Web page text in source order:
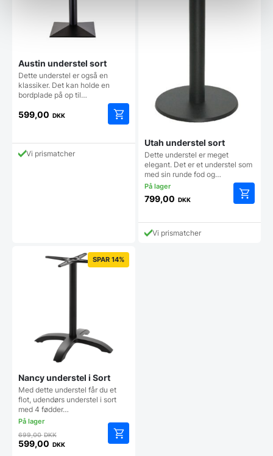
Austin understel sort
Dette understel er også en
klassiker. Det kan holde en
bordplade på op til…
599,00 DKK
Vi prismatcher
Utah understel sort
Dette understel er meget
elegant. Det er et understel som
med sin runde fod og…
799,00 DKK
Vi prismatcher
SPAR 14%
Nancy understel i Sort
Med dette understel får du et
flot, udendørs understel i sort
med 4 fødder…
699,00DKKDen
oprindelige
599,00 DKK